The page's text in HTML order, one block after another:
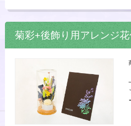
菊彩+後飾り用アレンジ